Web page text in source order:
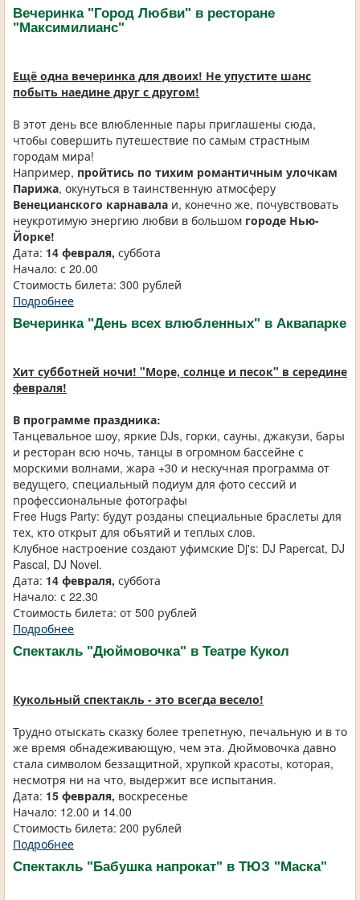
Вечеринка "Город Любви" в ресторане
"Максимилианс"
Ещё одна вечеринка для двоих! Не упустите шанс
побыть наедине друг с другом!
В этот день все влюбленные пары приглашены сюда,
чтобы совершить путешествие по самым страстным
городам мира!
Например, пройтись по тихим романтичным улочкам
Парижа, окунуться в таинственную атмосферу
Венецианского карнавала и, конечно же, почувствовать
неукротимую энергию любви в большом городе Нью-
Йорке!
Дата: 14 февраля, суббота
Начало: с 20.00
Стоимость билета: 300 рублей
Подробнее
Вечеринка "День всех влюбленных" в Аквапарке
Хит субботней ночи! "Море, солнце и песок" в середине
февраля!
В программе праздника:
Танцевальное шоу, яркие DJs, горки, сауны, джакузи, бары
и ресторан всю ночь, танцы в огромном бассейне с
морскими волнами, жара +30 и нескучная программа от
ведущего, специальный подиум для фото сессий и
профессиональные фотографы
Free Hugs Party: будут розданы специальные браслеты для
тех, кто открыт для объятий и теплых слов.
Клубное настроение создают уфимские Dj's: DJ Papercat, DJ
Pascal, DJ Novel.
Дата: 14 февраля, суббота
Начало: с 22.30
Стоимость билета: от 500 рублей
Подробнее
Спектакль "Дюймовочка" в Театре Кукол
Кукольный спектакль - это всегда весело!
Трудно отыскать сказку более трепетную, печальную и в то
же время обнадеживающую, чем эта. Дюймовочка давно
стала символом беззащитной, хрупкой красоты, которая,
несмотря ни на что, выдержит все испытания.
Дата: 15 февраля, воскресенье
Начало: 12.00 и 14.00
Стоимость билета: 200 рублей
Подробнее
Спектакль "Бабушка напрокат" в ТЮЗ "Маска"